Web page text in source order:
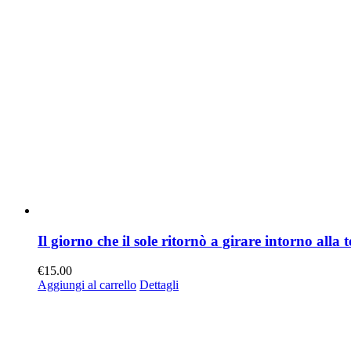
Il giorno che il sole ritornò a girare intorno alla
€15.00
Aggiungi al carrello Dettagli